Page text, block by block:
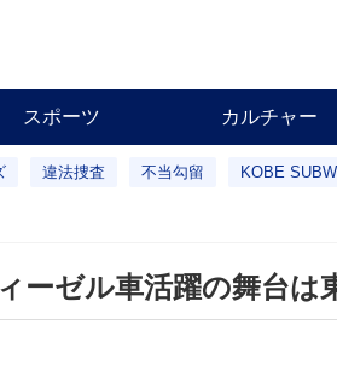
スポーツ カルチャー
違法捜査 不当勾留 KOBE
ゼル車活躍の舞台は